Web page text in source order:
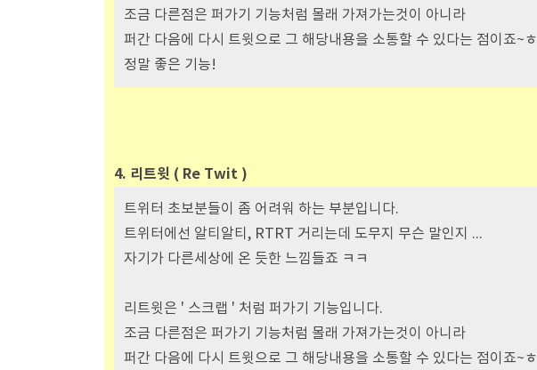
조금 다른점은 퍼가기 기능처럼 몰래 가져가는것이 아니라
퍼간 다음에 다시 트윗으로 그 해당내용을 소통할 수 있다는 점이죠~ㅎ
정말 좋은 기능!
4. 리트윗 ( Re Twit )
트위터 초보분들이 좀 어려워 하는 부분입니다.
트위터에선 알티알티, RTRT 거리는데 도무지 무슨 말인지 ...
자기가 다른세상에 온 듯한 느낌들죠 ㅋㅋ
리트윗은 ' 스크랩 ' 처럼 퍼가기 기능입니다.
조금 다른점은 퍼가기 기능처럼 몰래 가져가는것이 아니라
퍼간 다음에 다시 트윗으로 그 해당내용을 소통할 수 있다는 점이죠~ㅎ